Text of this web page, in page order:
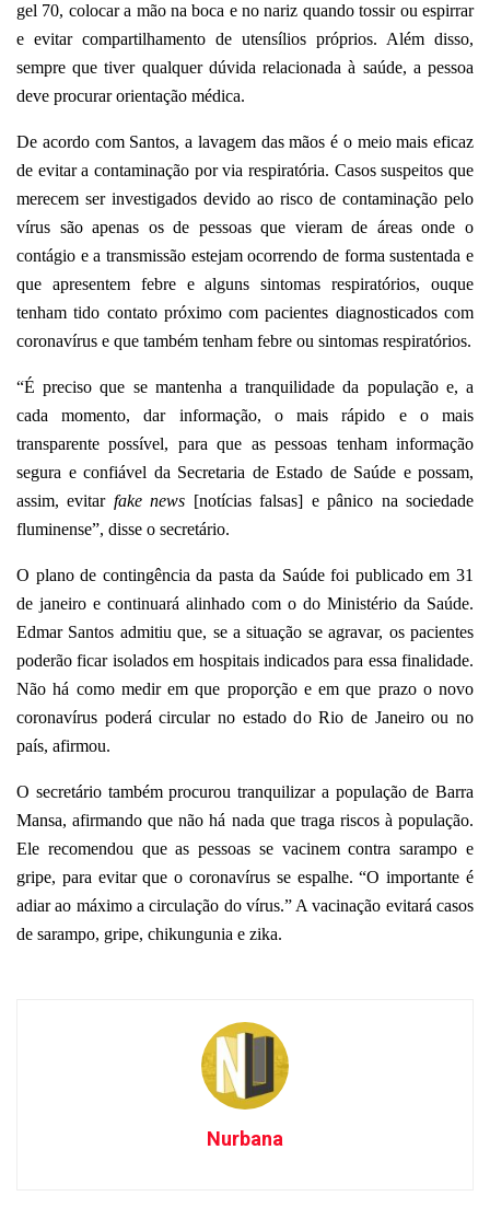
gel 70, colocar a mão na boca e no nariz quando tossir ou espirrar
e evitar compartilhamento de utensílios próprios. Além disso,
sempre que tiver qualquer dúvida relacionada à saúde, a pessoa
deve procurar orientação médica.
De acordo com Santos, a lavagem das mãos é o meio mais eficaz
de evitar a contaminação por via respiratória. Casos suspeitos que
merecem ser investigados devido ao risco de contaminação pelo
vírus são apenas os de pessoas que vieram de áreas onde o
contágio e a transmissão estejam ocorrendo de forma sustentada e
que apresentem febre e alguns sintomas respiratórios, ouque
tenham tido contato próximo com pacientes diagnosticados com
coronavírus e que também tenham febre ou sintomas respiratórios.
“É preciso que se mantenha a tranquilidade da população e, a
cada momento, dar informação, o mais rápido e o mais
transparente possível, para que as pessoas tenham informação
segura e confiável da Secretaria de Estado de Saúde e possam,
assim, evitar fake news [notícias falsas] e pânico na sociedade
fluminense”, disse o secretário.
O plano de contingência da pasta da Saúde foi publicado em 31
de janeiro e continuará alinhado com o do Ministério da Saúde.
Edmar Santos admitiu que, se a situação se agravar, os pacientes
poderão ficar isolados em hospitais indicados para essa finalidade.
Não há como medir em que proporção e em que prazo o novo
coronavírus poderá circular no estado do Rio de Janeiro ou no
país, afirmou.
O secretário também procurou tranquilizar a população de Barra
Mansa, afirmando que não há nada que traga riscos à população.
Ele recomendou que as pessoas se vacinem contra sarampo e
gripe, para evitar que o coronavírus se espalhe. “O importante é
adiar ao máximo a circulação do vírus.” A vacinação evitará casos
de sarampo, gripe, chikungunia e zika.
Nurbana